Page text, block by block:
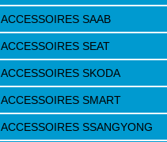
ACCESSOIRES SAAB
ACCESSOIRES SEAT
ACCESSOIRES SKODA
ACCESSOIRES SMART
ACCESSOIRES SSANGYONG